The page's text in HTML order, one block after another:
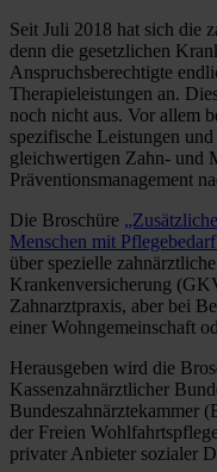
Seit Juli 2018 hat sich die
denn die gesetzlichen
Anspruchsberechtigte
Therapieleistungen an.
noch nicht aus. Vor allem
spezifische Leistungen
gleichwertigen Zahn- und
Präventionsmanagement
Die Broschüre
Menschen mit
über spezielle
Krankenversicherung
Zahnarztpraxis, aber bei
einer Wohngemeinschaft
Herausgeben wird die
Kassenzahnärztlicher
Bundeszahnärztekammer
der Freien
privater Anbieter sozialer